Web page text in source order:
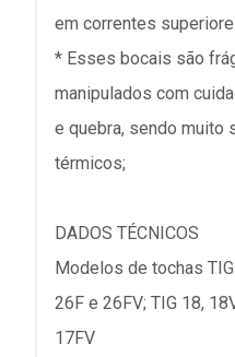
em correntes
* Esses bocais são
manipulados com
e quebra, sendo muito
térmicos;
DADOS TÉCNICOS
Modelos de tochas
26F e 26FV; TIG 18,
17FV